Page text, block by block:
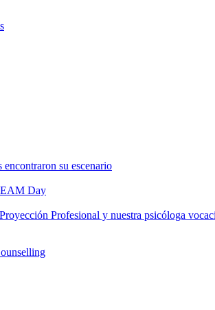
su escenario
Day
Profesional y nuestra psicóloga